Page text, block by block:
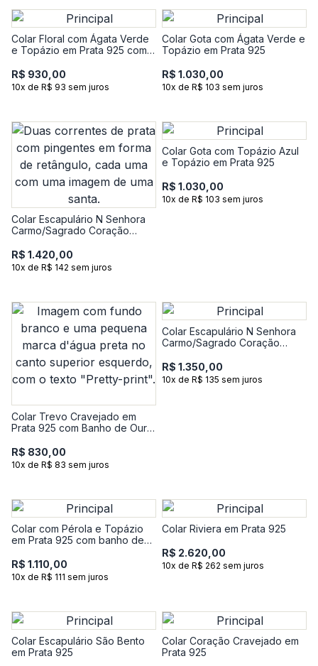
Colar Floral com Ágata Verde
e Topázio em Prata 925 com
R$ 930,00
10x de R$ 93 sem juros
Colar Gota com Ágata Verde e
Topázio em Prata 925
R$ 1.030,00
10x de R$ 103 sem juros
Colar Escapulário N Senhora
Carmo/Sagrado Coração
R$ 1.420,00
10x de R$ 142 sem juros
Colar Gota com Topázio Azul
e Topázio em Prata 925
R$ 1.030,00
10x de R$ 103 sem juros
Colar Trevo Cravejado em
Prata 925 com Banho de Ouro
R$ 830,00
10x de R$ 83 sem juros
Colar Escapulário N Senhora
Carmo/Sagrado Coração
Banho de Ouro Amarelo 18k
R$ 1.350,00
10x de R$ 135 sem juros
Colar com Pérola e Topázio
em Prata 925 com banho de
R$ 1.110,00
10x de R$ 111 sem juros
Colar Riviera em Prata 925
R$ 2.620,00
10x de R$ 262 sem juros
Colar Escapulário São Bento
em Prata 925
Colar Coração Cravejado em
Prata 925